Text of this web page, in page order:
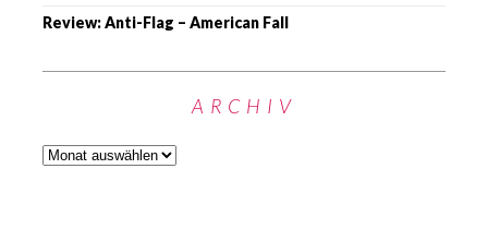
Review: Anti-Flag – American Fall
ARCHIV